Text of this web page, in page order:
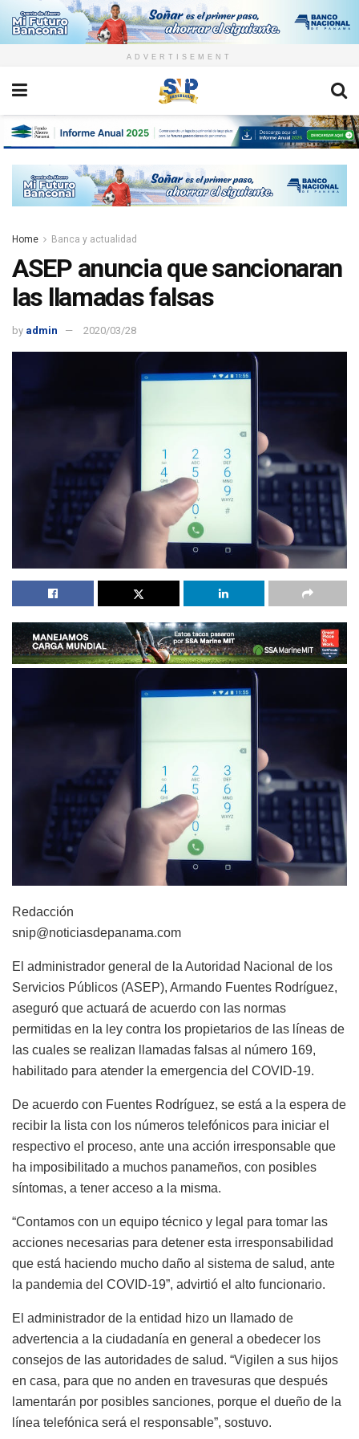
ADVERTISEMENT
Home Banca y actualidad
ASEP anuncia que sancionaran
las llamadas falsas
by admin 2020/03/28
Redacción
snip@noticiasdepanama.com
El administrador general de la Autoridad Nacional de los
Servicios Públicos (ASEP), Armando Fuentes Rodríguez,
aseguró que actuará de acuerdo con las normas
permitidas en la ley contra los propietarios de las líneas de
las cuales se realizan llamadas falsas al número 169,
habilitado para atender la emergencia del COVID-19.
De acuerdo con Fuentes Rodríguez, se está a la espera de
recibir la lista con los números telefónicos para iniciar el
respectivo el proceso, ante una acción irresponsable que
ha imposibilitado a muchos panameños, con posibles
síntomas, a tener acceso a la misma.
“Contamos con un equipo técnico y legal para tomar las
acciones necesarias para detener esta irresponsabilidad
que está haciendo mucho daño al sistema de salud, ante
la pandemia del COVID-19”, advirtió el alto funcionario.
El administrador de la entidad hizo un llamado de
advertencia a la ciudadanía en general a obedecer los
consejos de las autoridades de salud. “Vigilen a sus hijos
en casa, para que no anden en travesuras que después
lamentarán por posibles sanciones, porque el dueño de la
línea telefónica será el responsable”, sostuvo.